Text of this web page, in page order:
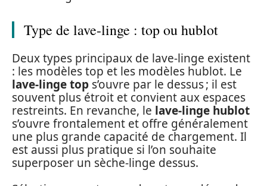
Type de lave-linge : top ou hublot
Deux types principaux de lave-linge existent
: les modèles top et les modèles hublot. Le
lave-linge top s’ouvre par le dessus ; il est
souvent plus étroit et convient aux espaces
restreints. En revanche, le lave-linge hublot
s’ouvre frontalement et offre généralement
une plus grande capacité de chargement. Il
est aussi plus pratique si l’on souhaite
superposer un sèche-linge dessus.